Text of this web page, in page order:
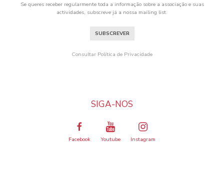
Se queres receber regularmente toda a informação sobre a associação e suas
actividades, subscreve já a nossa mailing list.
SUBSCREVER
Consultar Política de Privacidade
SIGA-NOS
Facebook Youtube Instagram